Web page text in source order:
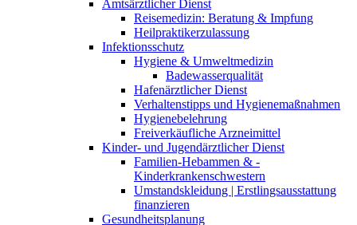
Amtsärztlicher Dienst
Reisemedizin: Beratung & Impfung
Heilpraktikerzulassung
Infektionsschutz
Hygiene & Umweltmedizin
Badewasserqualität
Hafenärztlicher Dienst
Verhaltenstipps und Hygienemaßnahmen
Hygienebelehrung
Freiverkäufliche Arzneimittel
Kinder- und Jugendärztlicher Dienst
Familien-Hebammen & -
Kinderkrankenschwestern
Umstandskleidung | Erstlingsausstattung
finanzieren
Gesundheitsplanung